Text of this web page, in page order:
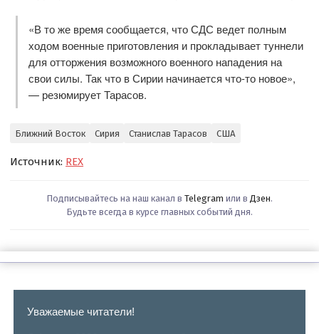
«В то же время сообщается, что СДС ведет полным
ходом военные приготовления и прокладывает туннели
для отторжения возможного военного нападения на
свои силы. Так что в Сирии начинается что-то новое»,
— резюмирует Тарасов.
Ближний Восток Сирия Станислав Тарасов США
Источник: REX
Подписывайтесь на наш канал в Telegram или в Дзен.
Будьте всегда в курсе главных событий дня.
Уважаемые читатели!